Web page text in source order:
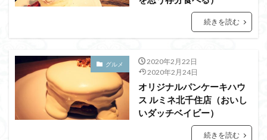
続きを読む
グルメ
2020年2月22日
2020年2月24日
オリジナルパンケーキハウ
ス ルミネ北千住店（おいし
いダッチベイビー）
続きを読む